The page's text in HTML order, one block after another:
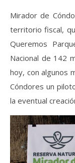
Mirador de
territorio fiscal,
Queremos
Nacional de 142
hoy, con algunos
Cóndores un
la eventual